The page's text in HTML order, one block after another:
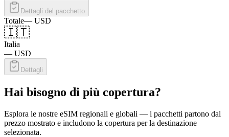
Dettagli del pacchetto
Totale— USD
🇮🇹
Italia
— USD
Dettagli
Hai bisogno di più copertura?
Esplora le nostre eSIM regionali e globali — i pacchetti partono dal
prezzo mostrato e includono la copertura per la destinazione
selezionata.